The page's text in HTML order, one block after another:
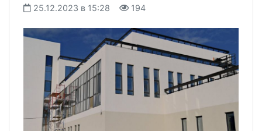
25.12.2023 в 15:28 194